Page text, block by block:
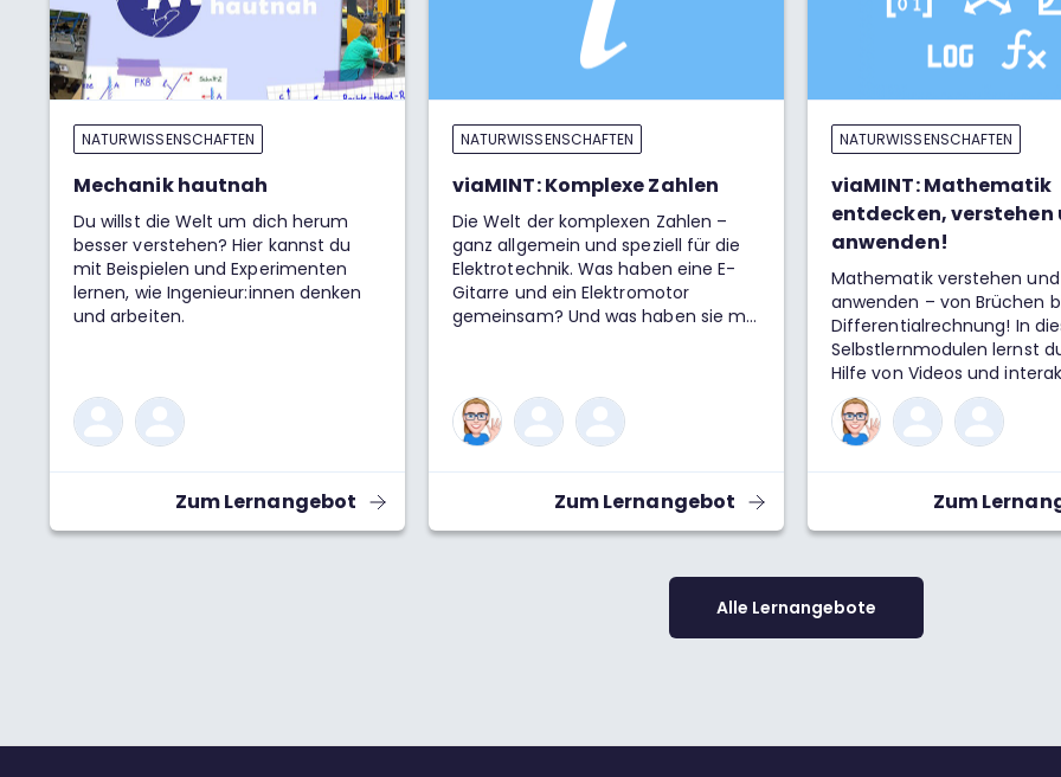
NATURWISSENSCHAFTEN
Mechanik hautnah
Du willst die Welt um dich herum
besser verstehen? Hier kannst du
mit Beispielen und Experimenten
lernen, wie Ingenieur:innen denken
und arbeiten.
Zum Lernangebot
NATURWISSENSCHAFTEN
viaMINT: Komplexe Zahlen
Die Welt der komplexen Zahlen –
ganz allgemein und speziell für die
Elektrotechnik. Was haben eine E-
Gitarre und ein Elektromotor
gemeinsam? Und was haben sie mit
reellen Zahlen berechnen? Die
Antwort ist: Komplexe Zahlen sind
Zahlen in der Wissenschaft und im
praktischen Alltag brauchen, wie du
komplexen Zahlen rechnen und was
Zum Lernangebot
NATURWISSENSCHAFTEN
viaMINT: Mathematik
entdecken, verstehen
anwenden!
Mathematik verstehen
anwenden – von Brüchen
Differentialrechnung! In
Selbstlernmodulen lernst
Hilfe von Videos und
Aufgaben Schritt für Schritt
wichtigsten Begriffe,
Lösungswege der
kennen. Beispiele,
Erklärungen der
dir beim Mitdenken,
Anwenden.
Zum
Alle Lernangebote